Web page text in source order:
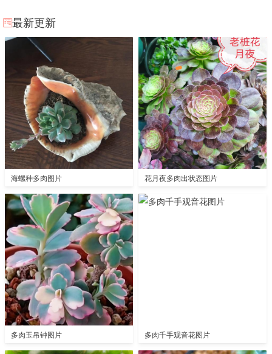
最新更新
海螺种多肉图片 花月夜多肉出状态图片
多肉玉吊钟图片 多肉千手观音花图片